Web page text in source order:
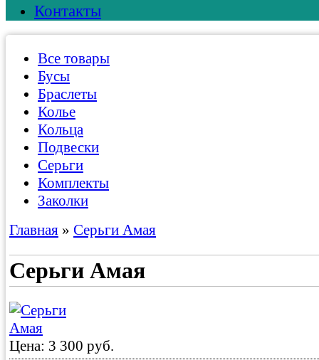
Контакты
Все товары
Бусы
Браслеты
Колье
Кольца
Подвески
Серьги
Комплекты
Заколки
Главная » Серьги Амая
Серьги Амая
Цена: 3 300 руб.